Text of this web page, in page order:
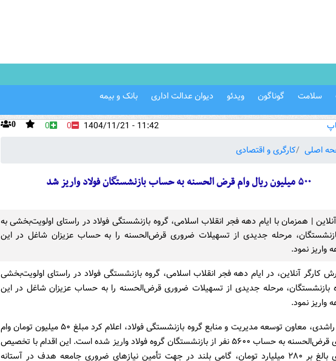
سلامت گوناگون ویدئو دیوان عدالت اداری بانک و بیمه
0 0 0
11:42 - 1404/11/21
اصلی
کارگری و اقتصادی
۵۰۰ میلیون ریال وام قرض الحسنه به حساب بازنشستگان فولاد واریز شد
آنلاین | همزمان با ایام دهه فجر انقلاب اسلامی، گروه بازنشستگی فولاد در راستای اولویت‌بخشی به
مرحله جدیدی از تسهیلات ضروری قرض‌الحسنه را به حساب عزیزان شاغل در این
واریز نمود.
کارگر آنلاین، در ایام دهه فجر انقلاب اسلامی، گروه بازنشستگی فولاد در راستای اولویت‌بخشی
بازنشستگان، مرحله جدیدی از تسهیلات ضروری قرض‌الحسنه را به حساب عزیزان شاغل در این
واریز نمود.
یداله راشدی، معاون توسعه مدیریت و منابع گروه بازنشستگی فولاد، اعلام کرد مبلغ ۵۰ میلیون تومان وام
ضروری قرض‌الحسنه به حساب ۵۶۰۰ نفر از بازنشستگان گروه فولاد واریز شده است. این اقدام با تخصیص
اعتباری بالغ بر ۲۸۰ میلیارد تومان، گامی بلند در جهت تأمین نیازهای ضروری جامعه هدف در آستانه